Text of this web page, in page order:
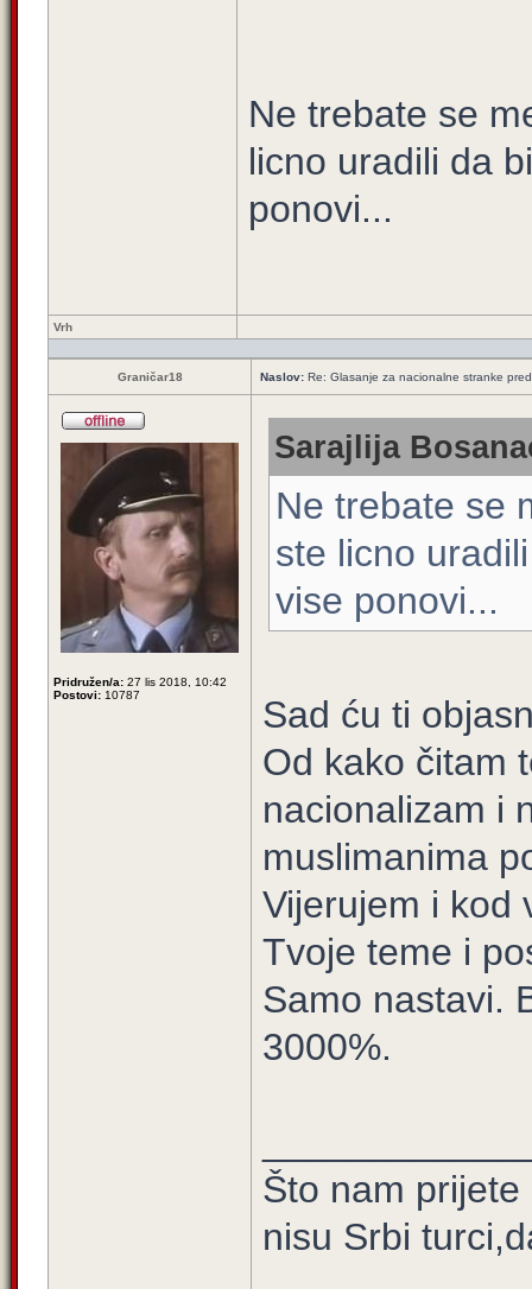
Ne trebate se
licno uradili da
ponovi...
Vrh
Graničar18 Naslov: Re: Glasanje za nacionalne stranke
Pridružen/a: 27 lis 2018, 10:42
Postovi: 10787
Sarajlija
Ne trebate se
ste licno
vise ponovi...
Sad ću ti
Od kako čitam
nacionalizam i
muslimanima
Vijerujem i kod
Tvoje teme i
Samo nastavi.
3000%.
Što nam
nisu Srbi